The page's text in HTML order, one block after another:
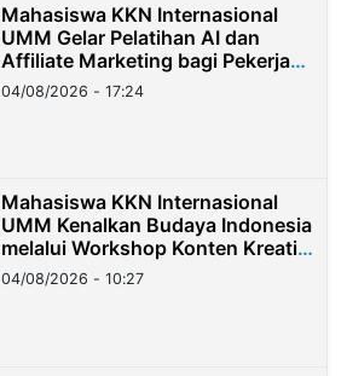
Mahasiswa KKN Internasional
UMM Gelar Pelatihan AI dan
Affiliate Marketing bagi Pekerja
Migran Indonesia di Taiwan
04/08/2026 - 17:24
Mahasiswa KKN Internasional
UMM Kenalkan Budaya Indonesia
melalui Workshop Konten Kreatif
di Taiwan
04/08/2026 - 10:27